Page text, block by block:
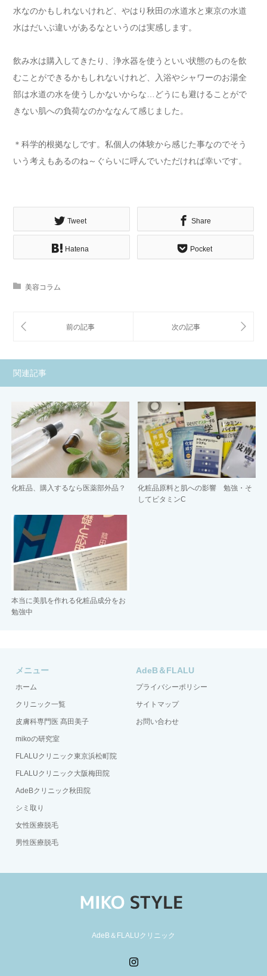
水なのかもしれないけれど、やはり秋田の水道水と東京の水道
水はだいぶ違いがあるなというのは実感します。
飲み水は購入してきたり、浄水器を使うといい状態のものを飲
むことができるかもしれないけれど、入浴やシャワーのお湯全
部は水道の水を使うしかないからな…どうにも避けることがで
きない肌への負荷なのかななんて感じました。
＊科学的根拠なしです。私個人の体験から感じた事なのでそう
いう考えもあるのね～ぐらいに呼んでいただければ幸いです。
Tweet Share
Hatena Pocket
美容コラム
関連記事
化粧品、購入するなら医薬部外品？
化粧品原料と肌への影響 勉強・そ
してビタミンC
本当に美肌を作れる化粧品成分をお
勉強中
メニュー
ホーム
クリニック一覧
皮膚科専門医 髙田美子
mikoの研究室
FLALUクリニック東京浜松町院
FLALUクリニック大阪梅田院
AdeBクリニック秋田院
シミ取り
女性医療脱毛
男性医療脱毛
AdeB＆FLALU
プライバシーポリシー
サイトマップ
お問い合わせ
AdeB＆FLALUクリニック